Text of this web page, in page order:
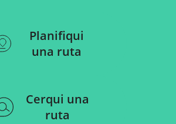
Planifiqui
una ruta
Cerqui una
ruta